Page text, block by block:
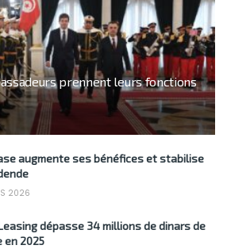
prennent leurs fonctions
augmente ses bénéfices et stabilise
2026
dépasse 34 millions de dinars de
en 2025